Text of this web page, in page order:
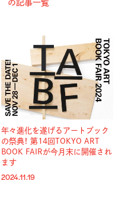
の記事一覧
年々進化を遂げるアートブック
の祭典！ 第14回TOKYO ART
BOOK FAIRが今月末に開催され
ます
2024.11.19